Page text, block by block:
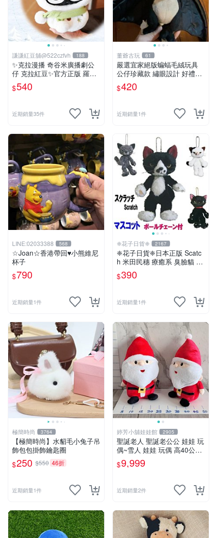
謙謙紅豆舖@522czfvh 188
✨克拉漫播 奇谷米廣播劇公
仔 克拉紅豆✨官方正版 羅小
黑戰記暖暖雪人毛絨包
$540
近期銷量35件
董爺古玩 61
嚴選宜家絕版蝙蝠毛絨玩具
公仔珍藏款 繡眼設計 好禮推
薦 蝙蝠玩偶 宜家稀有 毛絨收
藏 宜家玩具 毛絨公仔 絕版玩
$420
近期銷量1件
LINE:02033388 568
☆Joan☆香港帶回♥小熊維尼
杯子
$790
近期銷量1件
❈花子日貨❈ 2167
❈花子日貨❈日本正版 Scatc
h 米田民穗 療癒系 臭臉貓 抓
抓貓 玩偶吊飾 生日禮物 交換
禮物
$390
近期銷量1件
極簡時尚 3764
【極簡時尚】水貂毛小兔子吊
飾包包掛飾鑰匙圈
$250 $550 46折
近期銷量1件
婷芳小舖娃娃館 2905
聖誕老人 聖誕老公公 娃娃 玩
偶~雪人 娃娃 玩偶 高40公分
聖誕老公公 交換禮物 聖誕娃
娃娃 耶誕禮物 聖誕節擺飾 全
$9,999
近期銷量2件